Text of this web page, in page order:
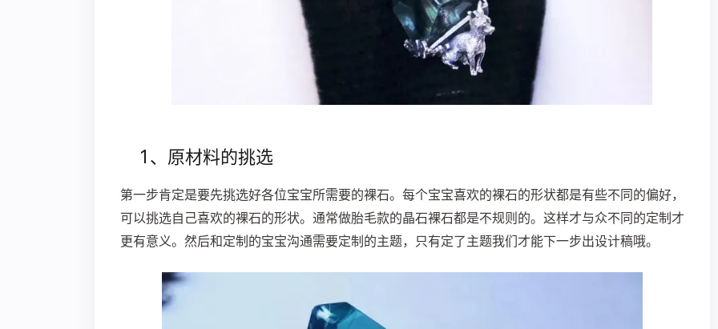
1、原材料的挑选
第一步肯定是要先挑选好各位宝宝所需要的裸石。每个宝宝喜欢的裸石的形状都是有些不同的偏好，
可以挑选自己喜欢的裸石的形状。通常做胎毛款的晶石裸石都是不规则的。这样才与众不同的定制才
更有意义。然后和定制的宝宝沟通需要定制的主题，只有定了主题我们才能下一步出设计稿哦。